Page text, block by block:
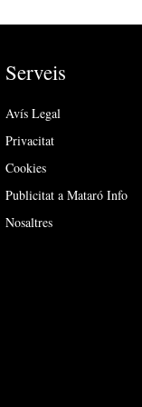
Serveis
Avís Legal
Privacitat
Cookies
Publicitat a Mataró Info
Nosaltres